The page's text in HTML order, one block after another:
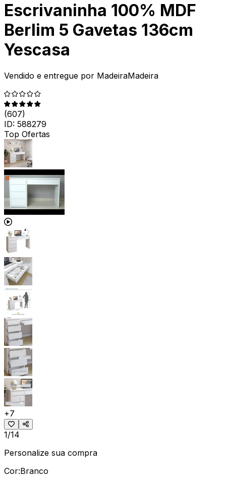
Escrivaninha 100% MDF
Berlim 5 Gavetas 136cm
Yescasa
Vendido e entregue por MadeiraMadeira
(607)
ID: 588279
Top Ofertas
+7
1/14
Personalize sua compra
Cor:Branco